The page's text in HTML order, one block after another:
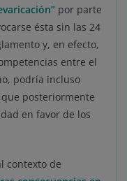
por parte
ésta sin las 24
y, en efecto,
entre el
podría incluso
posteriormente
en favor de los
contexto de